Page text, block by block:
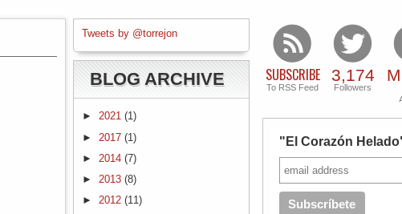
Tweets by @torrejon
BLOG ARCHIVE
► 2021 (1)
► 2017 (1)
► 2014 (7)
► 2013 (8)
► 2012 (11)
SUBSCRIBE
To RSS Feed
3,174
Followers
"El Corazón